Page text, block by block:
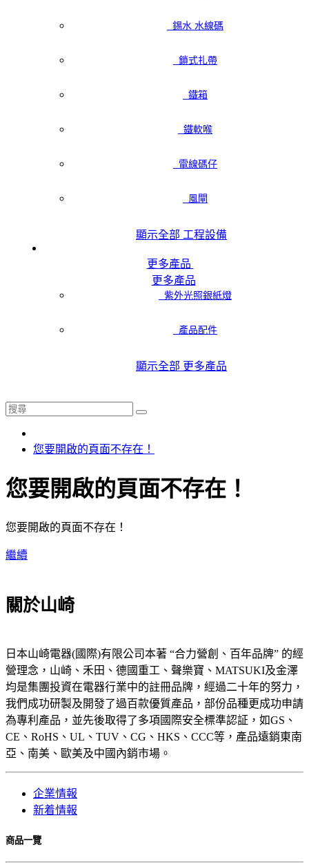
錫水 水線碼
鎖式扎帶
鐵箱
鐵軟喉
電線碼仔
風閘
顯示全部 工程設備
更多產品
更多產品
紫外光照銀紙燈
產品配件
顯示全部 更多產品
您要開啟的頁面不存在！
您要開啟的頁面不存在！
您要開啟的頁面不存在！
繼續
關於山崎
日本山崎電器(國際)有限公司本著 “合力營創、百年品牌” 的經
營理念，山崎、禾田、德國重工、聲樂寶、MATSUKI及金澤
均是集團投資在電器行業中的註冊品牌，經過二十年的努力，
我們成功研製及開發了過百款優質產品，部份品種更成功申請
為專利產品，並先後取得了多項國際安全標準認証，如GS、
CE、RoHS、UL、TUV、CG、HKS、CCC等，產品遠銷東南
亞、南美、歐美及中國內銷市場。
企業情報
新着情報
商品一覽